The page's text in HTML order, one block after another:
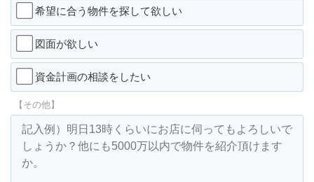
希望に合う物件を探して欲しい
図面が欲しい
資金計画の相談をしたい
【その他】